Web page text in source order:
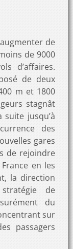
de
de 9000
d’affaires.
de deux
m et 1800
stagnât
jusqu’à
des
gares
de rejoindre
en les
la direction
de
du
sur
passagers